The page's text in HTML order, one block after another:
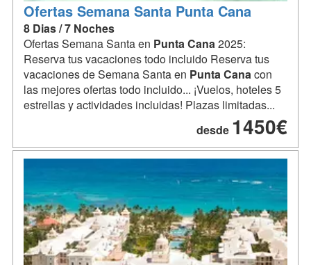
Ofertas Semana Santa Punta Cana
8 Dias / 7 Noches
Ofertas Semana Santa en PuntaCana2025:
Reserva tus vacaciones todo incluido Reserva tus
vacaciones de Semana Santa en PuntaCanacon
las mejores ofertas todo incluido... ¡Vuelos, hoteles 5
estrellas y actividades incluidas! Plazas limitadas...
desde 1450€